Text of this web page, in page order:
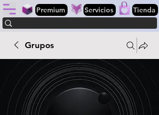
Premium Servicios Tienda
Grupos